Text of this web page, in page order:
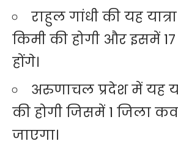
राहुल गांधी की यह
किमी की होगी और इसमें
होंगे।
अरुणाचल प्रदेश में यह
की होगी जिसमें 1 जिला
जाएगा।